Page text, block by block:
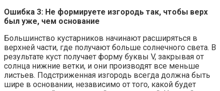
Ошибка 3: Не формируете изгородь так, чтобы верх
был уже, чем основание
Большинство кустарников начинают расширяться в
верхней части, где получают больше солнечного света. В
результате куст получает форму буквы V, закрывая от
солнца нижние ветки, и они производят все меньше
листьев. Подстриженная изгородь всегда должна быть
шире в основании, независимо от того, какой будет